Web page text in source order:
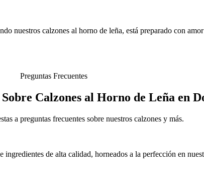
nuestros calzones al horno de leña, está preparado con
Preguntas Frecuentes
Calzones al Horno de Leña en
a preguntas frecuentes sobre nuestros calzones y más.
de alta calidad, horneados a la perfección en